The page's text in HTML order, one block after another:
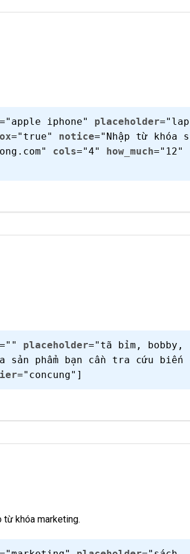
="apple iphone" placeholder
="true" notice="Nhập từ khóa
cols="4" how_much="12"
="" placeholder="tã bỉm, bobby,
sản phẩm bạn cần tra cứu biến
="concung"]
từ khóa marketing.